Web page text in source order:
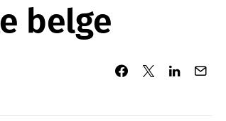
belge